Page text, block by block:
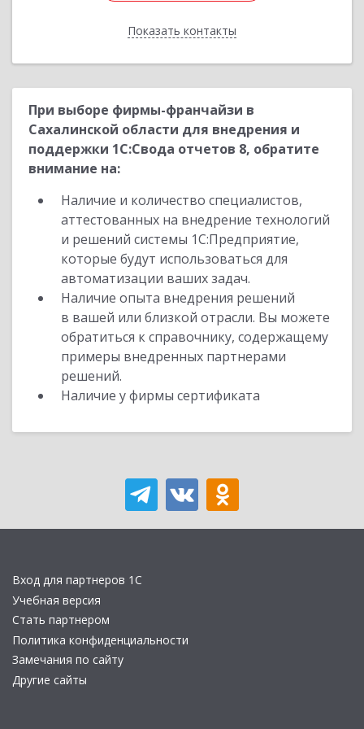
Показать контакты
Назад
При выборе фирмы-франчайзи в
Сахалинской области для внедрения и
поддержки 1С:Свода отчетов 8, обратите
внимание на:
Наличие и количество специалистов,
аттестованных на внедрение технологий
и решений системы 1С:Предприятие,
которые будут использоваться для
автоматизации ваших задач.
Наличие опыта внедрения решений
в вашей или близкой отрасли. Вы можете
обратиться к справочнику, содержащему
примеры внедренных партнерами
решений.
Наличие у фирмы сертификата
Вход для партнеров 1С
Учебная версия
Стать партнером
Политика конфиденциальности
Замечания по сайту
Другие сайты